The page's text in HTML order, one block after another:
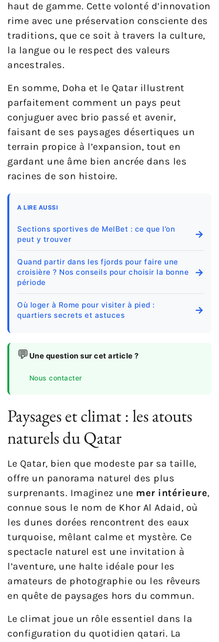
haut de gamme. Cette volonté d’innovation
rime avec une préservation consciente des
traditions, que ce soit à travers la culture,
la langue ou le respect des valeurs
ancestrales.
En somme, Doha et le Qatar illustrent
parfaitement comment un pays peut
conjuguer avec brio passé et avenir,
faisant de ses paysages désertiques un
terrain propice à l’expansion, tout en
gardant une âme bien ancrée dans les
racines de son histoire.
A LIRE AUSSI
Sections sportives de MelBet : ce que l’on
peut y trouver
→
Quand partir dans les fjords pour faire une
croisière ? Nos conseils pour choisir la bonne
période
→
Où loger à Rome pour visiter à pied :
quartiers secrets et astuces
→
💬 Une question sur cet article ?
Nous contacter
Paysages et climat : les atouts
naturels du Qatar
Le Qatar, bien que modeste par sa taille,
offre un panorama naturel des plus
surprenants. Imaginez une mer intérieure,
connue sous le nom de Khor Al Adaid, où
les dunes dorées rencontrent des eaux
turquoise, mêlant calme et mystère. Ce
spectacle naturel est une invitation à
l’aventure, une halte idéale pour les
amateurs de photographie ou les rêveurs
en quête de paysages hors du commun.
Le climat joue un rôle essentiel dans la
configuration du quotidien qatari. La